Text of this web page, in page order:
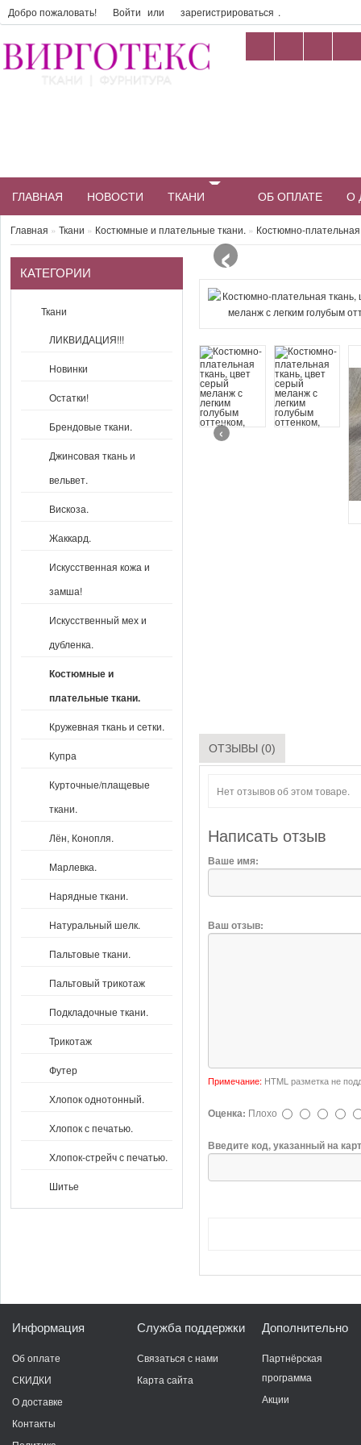
Добро пожаловать! Войти или зарегистрироваться .
ГЛАВНАЯ НОВОСТИ ТКАНИ ОБ ОПЛАТЕ О
Главная » Ткани » Костюмные и плательные ткани. » Костюмно-
КАТЕГОРИИ
Ткани
ЛИКВИДАЦИЯ!!!
Новинки
Остатки!
Брендовые ткани.
Джинсовая ткань и
вельвет.
Вискоза.
Жаккард.
Искусственная кожа и
замша!
Искусственный мех и
дубленка.
Костюмные и
плательные ткани.
Кружевная ткань и сетки.
Купра
Курточные/плащевые
ткани.
Лён, Конопля.
Марлевка.
Нарядные ткани.
Натуральный шелк.
Пальтовые ткани.
Пальтовый трикотаж
Подкладочные ткани.
Трикотаж
Футер
Хлопок однотонный.
Хлопок с печатью.
Хлопок-стрейч с печатью.
Шитье
‹
‹
ОТЗЫВЫ (0)
Нет отзывов об этом товаре.
Написать отзыв
Ваше имя:
Ваш отзыв:
Примечание: HTML разметка не
Оценка: Плохо
Введите код, указанный на
Информация
Об оплате
СКИДКИ
О доставке
Контакты
Служба поддержки
Связаться с нами
Карта сайта
Дополнительно
Партнёрская
программа
Акции